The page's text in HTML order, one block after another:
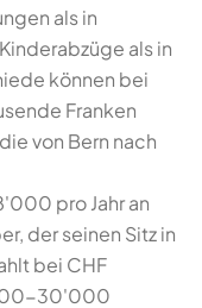
als in
als in
können bei
Franken
von Bern nach
pro Jahr an
der seinen Sitz in
bei CHF
30'000